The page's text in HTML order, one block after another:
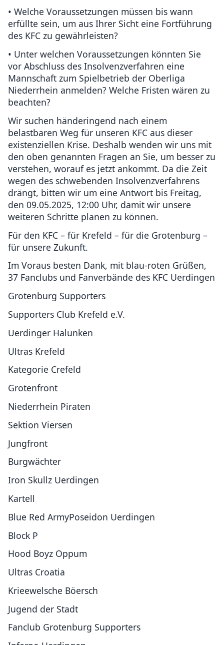
• Welche Voraussetzungen müssen bis wann
erfüllte sein, um aus Ihrer Sicht eine Fortführung
des KFC zu gewährleisten?
• Unter welchen Voraussetzungen könnten Sie
vor Abschluss des Insolvenzverfahren eine
Mannschaft zum Spielbetrieb der Oberliga
Niederrhein anmelden? Welche Fristen wären zu
beachten?
Wir suchen händeringend nach einem
belastbaren Weg für unseren KFC aus dieser
existenziellen Krise. Deshalb wenden wir uns mit
den oben genannten Fragen an Sie, um besser zu
verstehen, worauf es jetzt ankommt. Da die Zeit
wegen des schwebenden Insolvenzverfahrens
drängt, bitten wir um eine Antwort bis Freitag,
den 09.05.2025, 12:00 Uhr, damit wir unsere
weiteren Schritte planen zu können.
Für den KFC – für Krefeld – für die Grotenburg –
für unsere Zukunft.
Im Voraus besten Dank, mit blau-roten Grüßen,
37 Fanclubs und Fanverbände des KFC Uerdingen
Grotenburg Supporters
Supporters Club Krefeld e.V.
Uerdinger Halunken
Ultras Krefeld
Kategorie Crefeld
Grotenfront
Niederrhein Piraten
Sektion Viersen
Jungfront
Burgwächter
Iron Skullz Uerdingen
Kartell
Blue Red ArmyPoseidon Uerdingen
Block P
Hood Boyz Oppum
Ultras Croatia
Krieewelsche Böersch
Jugend der Stadt
Fanclub Grotenburg Supporters